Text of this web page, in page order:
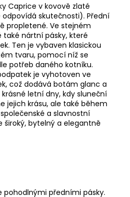
Caprice v kovově zlaté
skutečnosti). Přední
propletené. Ve stejném
nártní pásky, které
Ten je vybaven klasickou
tvaru, pomocí níž se
potřeb daného kotníku.
je vyhotoven ve
což dodává botám glanc a
letní dny, kdy sluneční
jejich krásu, ale také během
a slavnostní
široký, bytelný a elegantně
pohodlnými předními pásky.